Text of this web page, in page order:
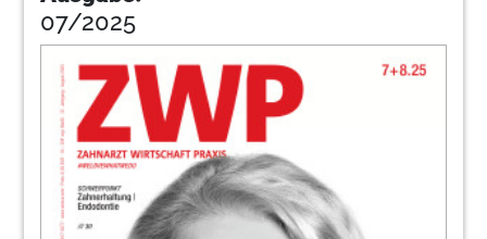
106Neues minimalinvasives
Behandlungskonzept für MIH
Redaktion
107 Cloudlösungen für den modernen
Praxisalltag
Redaktion
Implantatprothetik: präzise, digital,
07/2025